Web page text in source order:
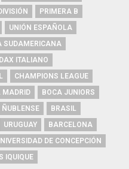
PRIMERA B
UNIÓN ESPAÑOLA
SUDAMERICANA
ITALIANO
CHAMPIONS LEAGUE
MADRID
BOCA JUNIORS
ÑUBLENSE
BRASIL
URUGUAY
BARCELONA
DE CONCEPCIÓN
IQUIQUE